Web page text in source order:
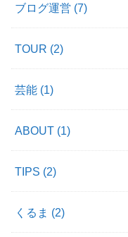
ブログ運営 (7)
TOUR (2)
芸能 (1)
ABOUT (1)
TIPS (2)
くるま (2)